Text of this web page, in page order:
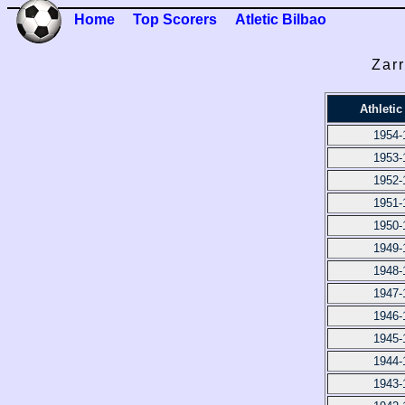
Home Top Scorers Atletic Bilbao
Athletic